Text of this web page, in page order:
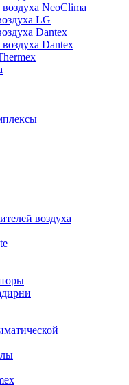
NeoClima
LG
Dantex
Dantex
воздуха